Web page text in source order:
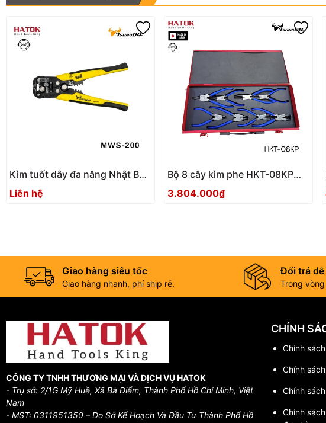
Kìm tuốt dây đa năng Nhật Bản
Tsunoda MWS-200
Liên hệ
Bộ 8 cây kìm phe HKT-08KP
Nhật Bản
3.804.000₫
Giao hàng siêu tốc
Giao hàng nhanh, phí ship rẻ.
Đổi trả dễ
Trong
CÔNG TY TNHH THƯƠNG MẠI VÀ DỊCH VỤ HATOK
- Trụ sở: 2/1G Mỹ Huề, Xã Bà Điểm, Thành Phố Hồ Chí Minh, Việt
Nam
- MST: 0311951350 – Do Sở Kế Hoạch Và Đầu Tư Thành Phố Hồ
CHÍNH
Chính
Chính
Chính
Chính